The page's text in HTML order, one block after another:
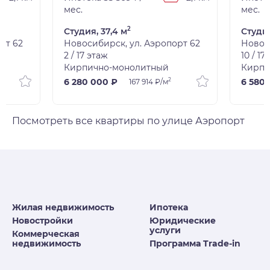
62
мес.
Студия, 37,4 м2
Новосибирск, ул. Аэропорт 62
2 / 17 этаж
Кирпично-монолитный
6 280 000 ₽
167 914 ₽/м2
мес.
10 / 17
6 580
Посмотреть все квартиры по улице Аэропорт
Жилая недвижимость
Новостройки
Коммерческая
недвижимость
Ипотека
Юридические
услуги
Программа Trade-in